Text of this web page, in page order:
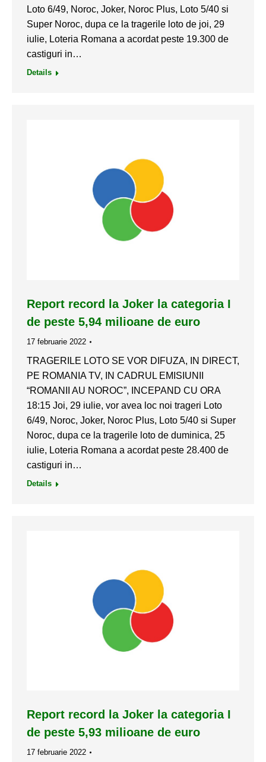
Loto 6/49, Noroc, Joker, Noroc Plus, Loto 5/40 si
Super Noroc, dupa ce la tragerile loto de joi, 29
iulie, Loteria Romana a acordat peste 19.300 de
castiguri in…
Details
Report record la Joker la categoria I
de peste 5,94 milioane de euro
17 februarie 2022
TRAGERILE LOTO SE VOR DIFUZA, IN DIRECT,
PE ROMANIA TV, IN CADRUL EMISIUNII
“ROMANII AU NOROC”, INCEPAND CU ORA
18:15 Joi, 29 iulie, vor avea loc noi trageri Loto
6/49, Noroc, Joker, Noroc Plus, Loto 5/40 si Super
Noroc, dupa ce la tragerile loto de duminica, 25
iulie, Loteria Romana a acordat peste 28.400 de
castiguri in…
Details
Report record la Joker la categoria I
de peste 5,93 milioane de euro
17 februarie 2022